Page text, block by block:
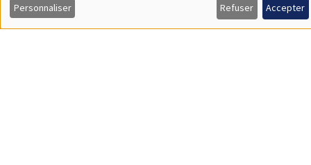
et
des
Personnaliser Refuser Accepter